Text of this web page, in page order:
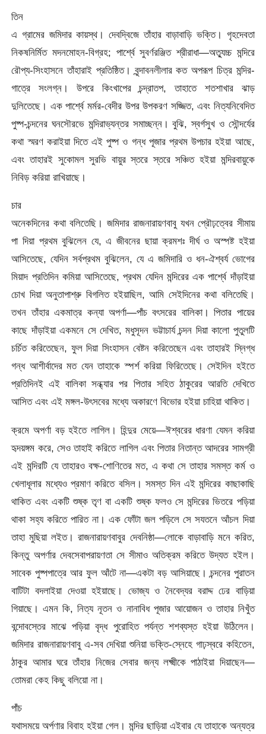
তিন
এ গ্রামের জমিদার কায়স্থ। দেবদ্বিজে তাঁহার বাড়াবাড়ি ভক্তি। গৃহদেবতা
নিকষনির্মিত মদনমোহন-বিগ্রহ; পার্শ্বে সুবর্ণরঞ্জিত শ্রীরাধা—অত্যুচ্চ মন্দিরে
রৌপ্য-সিংহাসনে তাঁহারাই প্রতিষ্ঠিত। বৃন্দাবনলীলার কত অপরূপ চিত্র মন্দির-
গাত্রে সংলগ্ন। উপরে কিংখাপের চন্দ্রাতপ, তাহাতে শতশাখার ঝাড়
দুলিতেছে। এক পার্শ্বে মর্মর-বেদীর উপর উপকরণ সজ্জিত, এবং নিত্যনিবেদিত
পুষ্প-চন্দনের ঘনসৌরভে মন্দিরাভ্যন্তর সমাচ্ছন্ন। বুঝি, স্বর্গসুখ ও সৌন্দর্যের
কথা স্মরণ করাইয়া দিতে এই পুষ্প ও গন্ধ পূজার প্রথম উপচার হইয়া আছে,
এবং তাহারই সুকোমল সুরভি বায়ুর স্তরে স্তরে সঞ্চিত হইয়া মন্দিরবায়ুকে
নিবিড় করিয়া রাখিয়াছে।
চার
অনেকদিনের কথা বলিতেছি। জমিদার রাজনারায়ণবাবু যখন প্রৌঢ়ত্বের সীমায়
পা দিয়া প্রথম বুঝিলেন যে, এ জীবনের ছায়া ক্রমশঃ দীর্ঘ ও অস্পষ্ট হইয়া
আসিতেছে, যেদিন সর্বপ্রথম বুঝিলেন, যে এ জমিদারি ও ধন-ঐশ্বর্য ভোগের
মিয়াদ প্রতিদিন কমিয়া আসিতেছে, প্রথম যেদিন মন্দিরের এক পার্শ্বে দাঁড়াইয়া
চোখ দিয়া অনুতাপাশ্রু বিগলিত হইয়াছিল, আমি সেইদিনের কথা বলিতেছি।
তখন তাঁহার একমাত্র কন্যা অপর্ণা—পাঁচ বৎসরের বালিকা। পিতার পায়ের
কাছে দাঁড়াইয়া একমনে সে দেখিত, মধুসূদন ভট্টাচার্য চন্দন দিয়া কালো পুতুলটি
চর্চিত করিতেছেন, ফুল দিয়া সিংহাসন বেষ্টন করিতেছেন এবং তাহারই স্নিগ্ধ
গন্ধ আশীর্বাদের মত যেন তাহাকে স্পর্শ করিয়া ফিরিতেছে। সেইদিন হইতে
প্রতিদিনই এই বালিকা সন্ধ্যার পর পিতার সহিত ঠাকুরের আরতি দেখিতে
আসিত এবং এই মঙ্গল-উৎসবের মধ্যে অকারণে বিভোর হইয়া চাহিয়া থাকিত।
ক্রমে অপর্ণা বড় হইতে লাগিল। হিন্দুর মেয়ে—ঈশ্বরের ধারণা যেমন করিয়া
হৃদয়ঙ্গম করে, সেও তাহাই করিতে লাগিল এবং পিতার নিতান্ত আদরের সামগ্রী
এই মন্দিরটি যে তাহারও বক্ষ-শোণিতের মত, এ কথা সে তাহার সমস্ত কর্ম ও
খেলাধূলার মধ্যেও প্রমাণ করিতে বসিল। সমস্ত দিন এই মন্দিরের কাছাকাছি
থাকিত এবং একটি শুষ্ক তৃণ বা একটি শুষ্ক ফলও সে মন্দিরের ভিতরে পড়িয়া
থাকা সহ্য করিতে পারিত না। এক ফোঁটা জল পড়িলে সে সযতনে আঁচল দিয়া
তাহা মুছিয়া লইত। রাজনারায়ণবাবুর দেবনিষ্ঠা—লোকে বাড়াবাড়ি মনে করিত,
কিন্তু অপর্ণার দেবসেবাপরায়ণতা সে সীমাও অতিক্রম করিতে উদ্যত হইল।
সাবেক পুষ্পপাত্রে আর ফুল আঁটে না—একটা বড় আসিয়াছে। চন্দনের পুরাতন
বাটিটা বদলাইয়া দেওয়া হইয়াছে। ভোজ্য ও নৈবেদ্যর বরাদ্দ ঢের বাড়িয়া
গিয়াছে। এমন কি, নিত্য নূতন ও নানাবিধ পূজার আয়োজন ও তাহার নিখুঁত
বন্দোবস্তের মাঝে পড়িয়া বৃদ্ধ পুরোহিত পর্যন্ত শশব্যস্ত হইয়া উঠিলেন।
জমিদার রাজনারায়ণবাবু এ-সব দেখিয়া শুনিয়া ভক্তি-স্নেহে গাঢ়স্বরে কহিতেন,
ঠাকুর আমার ঘরে তাঁহার নিজের সেবার জন্য লক্ষ্মীকে পাঠাইয়া দিয়াছেন—
তোমরা কেহ কিছু বলিয়ো না।
পাঁচ
যথাসময়ে অর্পণার বিবাহ হইয়া গেল। মন্দির ছাড়িয়া এইবার যে তাহাকে অন্যত্র